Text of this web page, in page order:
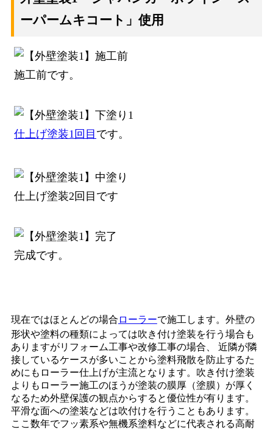
ーパームキコート」使用
施工前です。
仕上げ塗装1回目 です。
仕上げ塗装2回目です
完成です。
現在ではほとんどの場合 ローラーで施工します。外壁の
形状や塗料の種類によっては吹き付け塗装を行う場合も
ありますがリフォーム工事や改修工事の場合、 近隣が隣
接しているケースが多いことから塗料飛散を防止するた
めにもローラー仕上げが主流となります。吹き付け塗装
よりもローラー施工のほうが塗装の膜厚（塗膜）が厚く
なるため外壁保護の観点からすると優位性が有ります。
平滑な面への塗装などは吹付けを行うこともあります。
ここ数年でフッ素系や無機系塗料などに代表される高耐